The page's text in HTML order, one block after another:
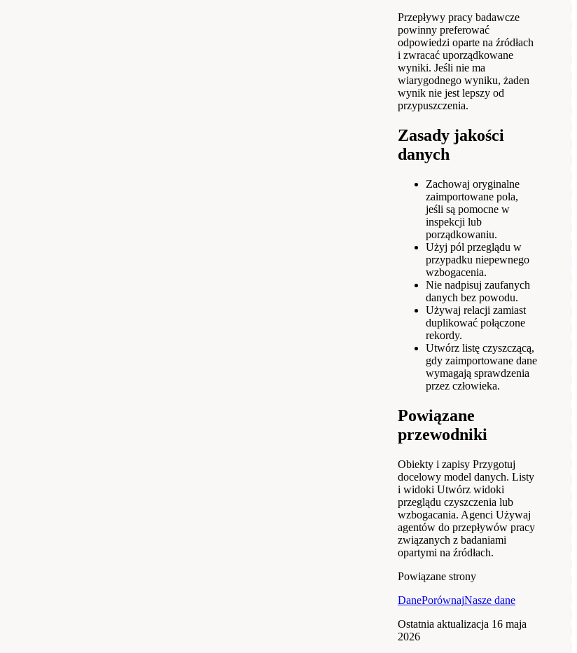
Przepływy pracy badawcze
powinny preferować
odpowiedzi oparte na źródłach
i zwracać uporządkowane
wyniki. Jeśli nie ma
wiarygodnego wyniku, żaden
wynik nie jest lepszy od
przypuszczenia.
Zasady jakości
danych
Zachowaj oryginalne
zaimportowane pola,
jeśli są pomocne w
inspekcji lub
porządkowaniu.
Użyj pól przeglądu w
przypadku niepewnego
wzbogacenia.
Nie nadpisuj zaufanych
danych bez powodu.
Używaj relacji zamiast
duplikować połączone
rekordy.
Utwórz listę czyszczącą,
gdy zaimportowane dane
wymagają sprawdzenia
przez człowieka.
Powiązane
przewodniki
Obiekty i zapisy Przygotuj
docelowy model danych. Listy
i widoki Utwórz widoki
przeglądu czyszczenia lub
wzbogacania. Agenci Używaj
agentów do przepływów pracy
związanych z badaniami
opartymi na źródłach.
Powiązane strony
DanePorównajNasze dane
Ostatnia aktualizacja 16 maja
2026